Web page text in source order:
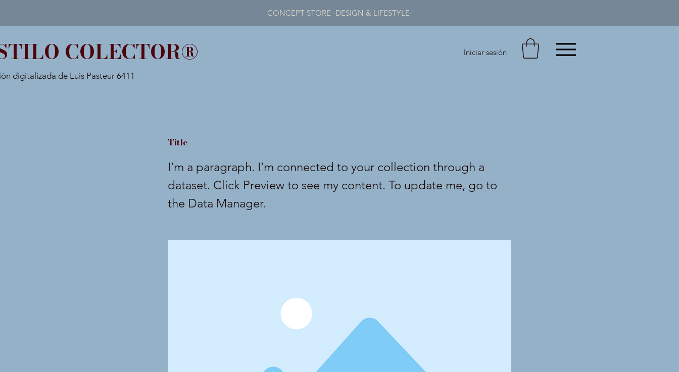
CONCEPT STORE -DESIGN & LIFESTYLE-
COLECTOR® Iniciar sesión
digitalizada de Luis Pasteur 6411
Title
I'm a paragraph. I'm connected to your collection through a
dataset. Click Preview to see my content. To update me, go to
the Data Manager.